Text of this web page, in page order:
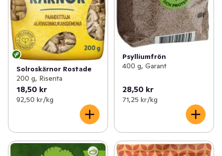
Solroskärnor Rostade
200 g, Risenta
18,50 kr
92,50 kr /kg
Psylliumfrön
400 g, Garant
28,50 kr
71,25 kr /kg